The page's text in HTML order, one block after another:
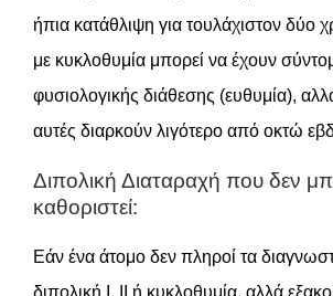
ήπια κατάθλιψη για τουλάχιστον δύο
με κυκλοθυμία μπορεί να έχουν
φυσιολογικής διάθεσης (ευθυμία),
αυτές διαρκούν λιγότερο από οκτώ
Διπολική Διαταραχή που δεν
καθοριστεί:
Εάν ένα άτομο δεν πληροί τα
διπολική Ι, ΙΙ ή κυκλοθυμία, αλλά